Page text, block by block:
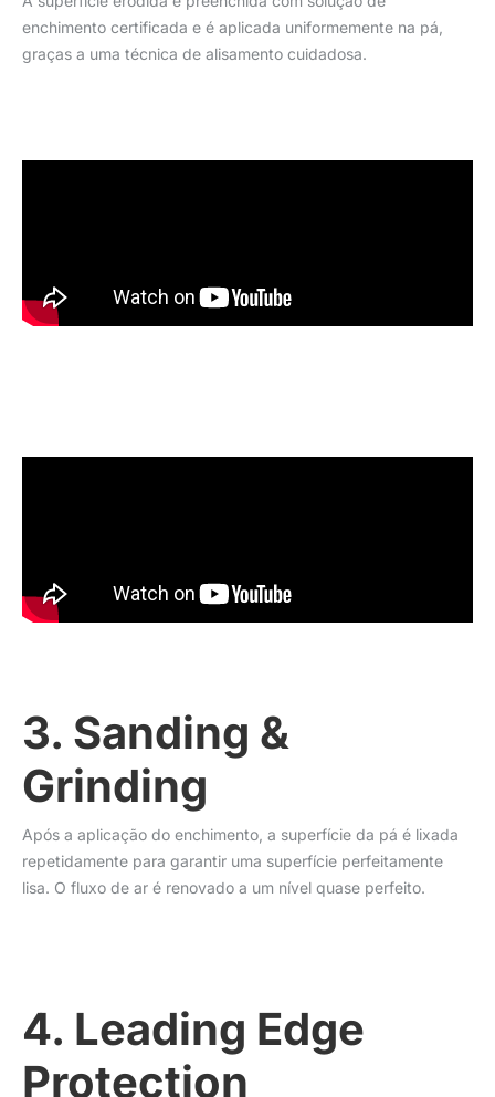
enchimento certificada e é aplicada uniformemente na pá,
graças a uma técnica de alisamento cuidadosa.
3. Sanding &
Grinding
Após a aplicação do enchimento, a superfície da pá é lixada
repetidamente para garantir uma superfície perfeitamente
lisa. O fluxo de ar é renovado a um nível quase perfeito.
4. Leading Edge
Protection